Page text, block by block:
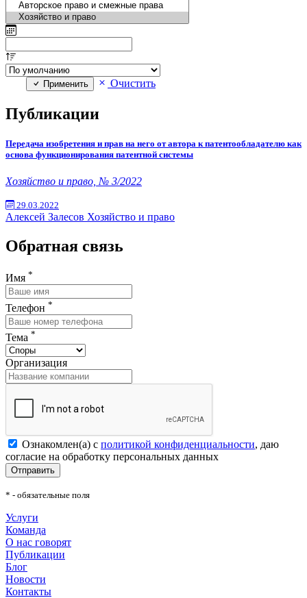
Применить Очистить
Публикации
Передача изобретения и прав на него от автора к патентообладателю как
основа функционирования патентной системы
Хозяйство и право, № 3/2022
29.03.2022
Алексей Залесов Хозяйство и право
Обратная связь
Имя *
Телефон *
Тема *
Организация
Ознакомлен(а) с политикой конфиденциальности, даю
согласие на обработку персональных данных
Отправить
* - обязательные поля
Услуги
Команда
О нас говорят
Публикации
Блог
Новости
Контакты